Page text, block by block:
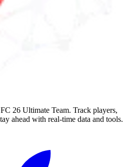
26 Ultimate Team. Track players,
ahead with real-time data and tools.